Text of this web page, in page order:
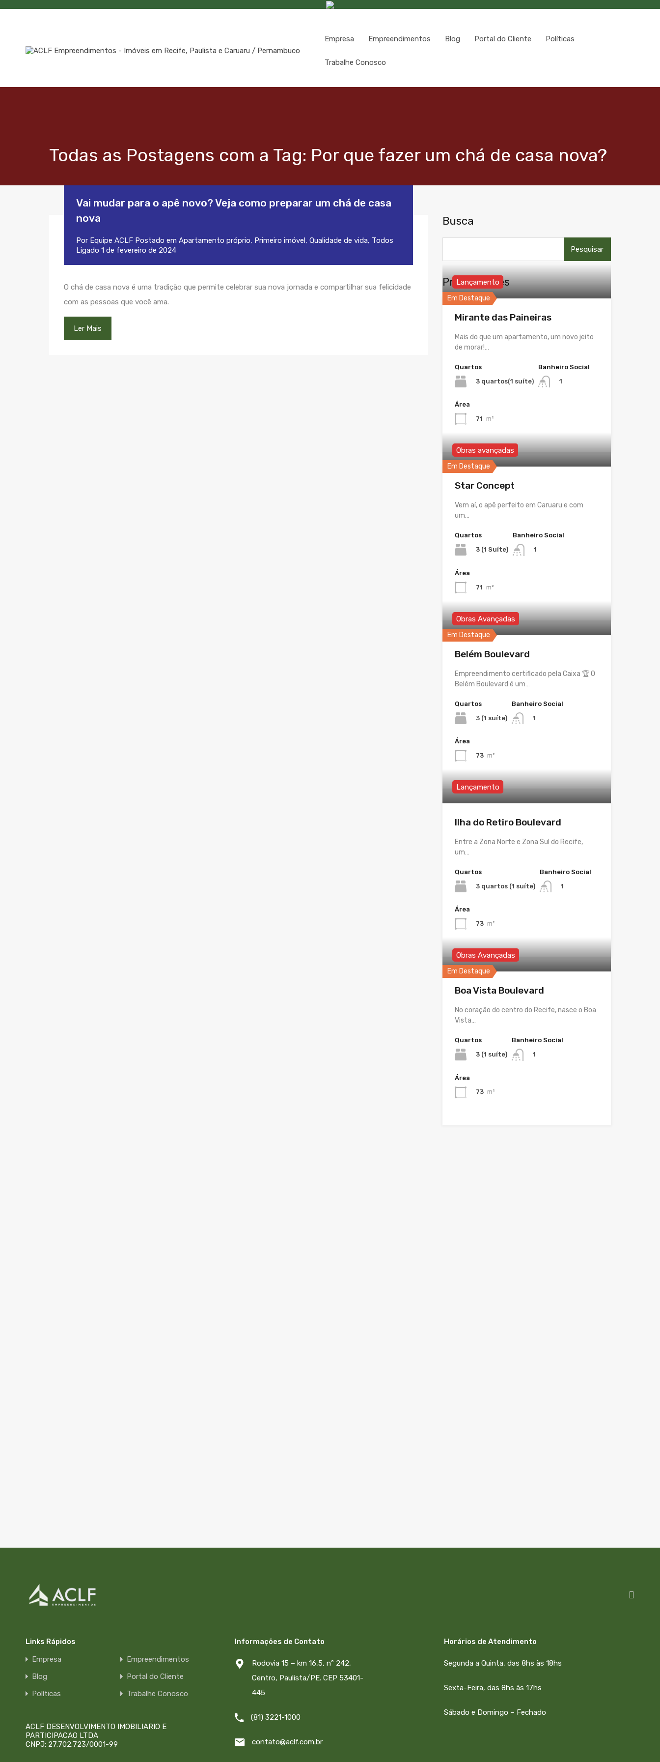
Empresa Empreendimentos Blog Portal do Cliente Políticas
Trabalhe Conosco
Todas as Postagens com a Tag: Por que fazer um chá de casa nova?
Vai mudar para o apê novo? Veja como preparar um chá de casa
nova
Por Equipe ACLF Postado em Apartamento próprio, Primeiro imóvel, Qualidade de vida, Todos
Ligado 1 de fevereiro de 2024
O chá de casa nova é uma tradição que permite celebrar sua nova jornada e compartilhar sua felicidade
com as pessoas que você ama.
Ler Mais
Busca
por:
Propriedades
Em Destaque
Lançamento
Mirante das Paineiras
Mais do que um apartamento, um novo jeito
de morar!…
Quartos
3 quartos(1 suíte)
Banheiro Social
1
Área
71 m²
Em Destaque
Obras avançadas
Star Concept
Vem aí, o apê perfeito em Caruaru e com
um…
Quartos
3 (1 Suíte)
Banheiro Social
1
Área
71 m²
Em Destaque
Obras Avançadas
Belém Boulevard
Empreendimento certificado pela Caixa 🏆 O
Belém Boulevard é um…
Quartos
3 (1 suíte)
Banheiro Social
1
Área
73 m²
Lançamento
Ilha do Retiro Boulevard
Entre a Zona Norte e Zona Sul do Recife,
um…
Quartos
3 quartos (1 suíte)
Banheiro Social
1
Área
73 m²
Em Destaque
Obras Avançadas
Boa Vista Boulevard
No coração do centro do Recife, nasce o Boa
Vista…
Quartos
3 (1 suíte)
Banheiro Social
1
Área
73 m²
Links Rápidos
Empresa
Empreendimentos
Blog
Portal do Cliente
Políticas
Trabalhe Conosco
ACLF DESENVOLVIMENTO IMOBILIARIO E
PARTICIPACAO LTDA
CNPJ: 27.702.723/0001-99
Informações de Contato
Rodovia 15 – km 16,5, nº 242,
Centro, Paulista/PE. CEP 53401-
445
(81) 3221-1000
contato@aclf.com.br
Horários de Atendimento
Segunda a Quinta, das 8hs às 18hs
Sexta-Feira, das 8hs às 17hs
Sábado e Domingo – Fechado